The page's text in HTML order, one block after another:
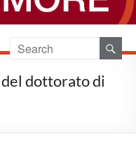
dottorato di